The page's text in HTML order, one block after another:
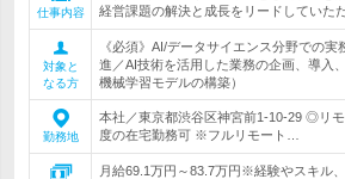
仕事内容
経営課題の解決と成長をリードしていた
対象と
なる方
《必須》AI/データサイエンス分野での
進／AI技術を活用した業務の企画、導入
機械学習モデルの構築）
勤務地
本社／東京都渋谷区神宮前1-10-29 ◎リ
度の在宅勤務可 ※フルリモート…
月給69.1万円～83.7万円※経験やスキル